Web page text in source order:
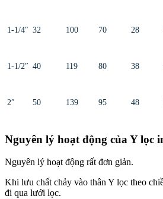
1-1/4″ 32 100 70 28
1-1/2″ 40 119 80 38
2″ 50 139 95 48
Nguyên lý hoạt động của Y lọc
Nguyên lý hoạt động rất đơn giản.
Khi lưu chất chảy vào thân Y lọc theo
đi qua lưới lọc.